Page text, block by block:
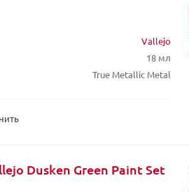
Vallejo
18 мл
True Metallic Metal
Dusken Green Paint Set